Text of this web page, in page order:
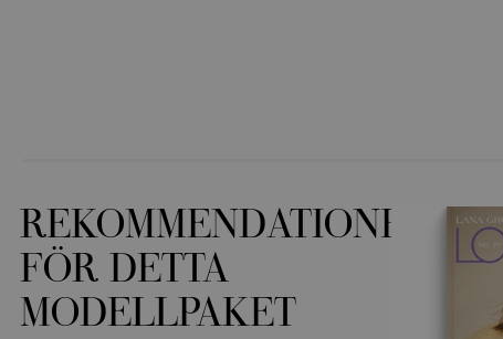
REKOMMENDATIONER
FÖR DETTA
MODELLPAKET